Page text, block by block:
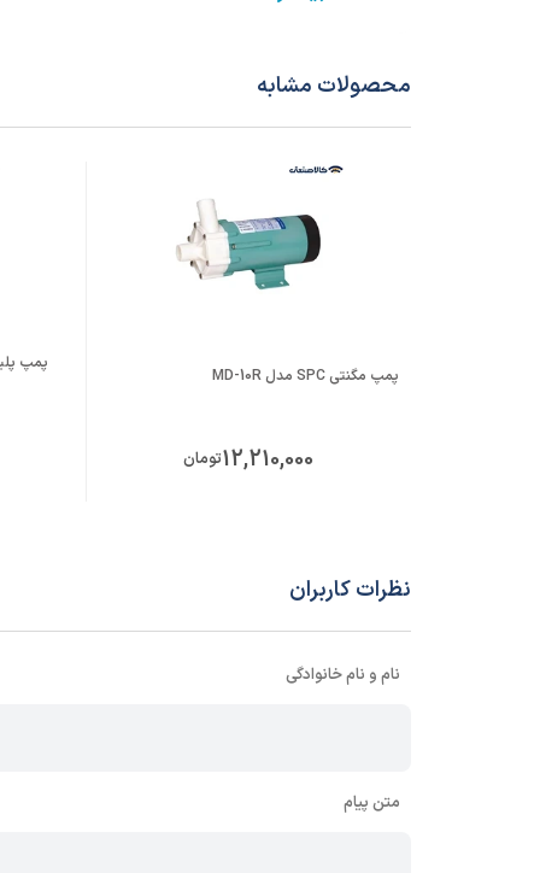
الکتروموتور قابل اتصال
محصولات مشابه
پمپ مگنتی SPC مدل MD-10R
12,210,000تومان
نظرات کاربران
نام و نام خانوادگی
متن پیام